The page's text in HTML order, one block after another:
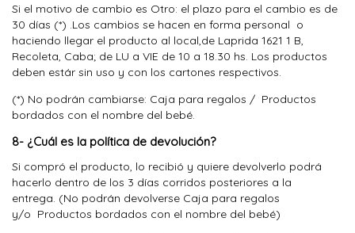
Si el motivo de cambio es Otro: el plazo para el cambio es de
30 días (*) .Los cambios se hacen en forma personal o
haciendo llegar el producto al local,de Laprida 1621 1 B,
Recoleta, Caba; de LU a VIE de 10 a 18.30 hs. Los productos
deben estár sin uso y con los cartones respectivos.
(*) No podrán cambiarse: Caja para regalos / Productos
bordados con el nombre del bebé.
8- ¿Cuál es la política de devolución?
Si compró el producto, lo recibió y quiere devolverlo podrá
hacerlo dentro de los 3 días corridos posteriores a la
entrega. (No podrán devolverse Caja para regalos
y/o Productos bordados con el nombre del bebé)